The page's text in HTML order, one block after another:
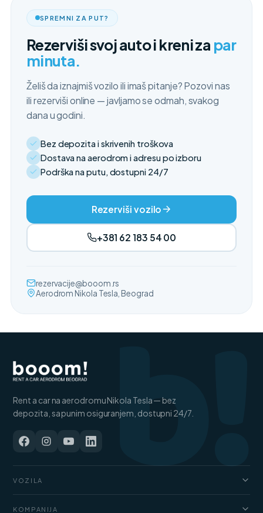
SPREMNI ZA PUT?
Rezerviši svoj auto i kreni za par
minuta.
Želiš da iznajmiš vozilo ili imaš pitanje? Pozovi nas
ili rezerviši online — javljamo se odmah, svakog
dana u godini.
Bez depozita i skrivenih troškova
Dostava na aerodrom i adresu po izboru
Podrška na putu, dostupni 24/7
Rezerviši vozilo
+381 62 183 54 00
rezervacije@booom.rs
Aerodrom Nikola Tesla, Beogradb!
Rent a car na aerodromu Nikola Tesla — bez
depozita, sa punim osiguranjem, dostupni 24/7.
VOZILA
KOMPANIJA